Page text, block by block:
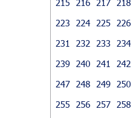
223
224 225 226
231
232 233 234
239
240 241 242
247
248 249 250
255
256 257 258